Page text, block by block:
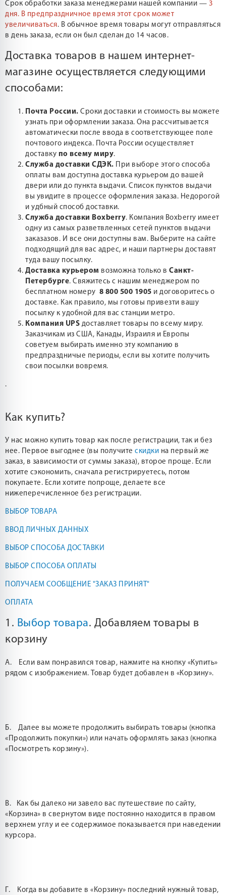
Срок обработки заказа менеджерами нашей компании — 3
дня. В предпраздничное время этот срок может
увеличиваться. В обычное время товары могут отправляться
в день заказа, если он был сделан до 14 часов.
Доставка товаров в нашем интернет-
магазине осуществляется следующими
способами:
Почта России. Сроки доставки и стоимость вы можете
узнать при оформлении заказа. Она рассчитывается
автоматически после ввода в соответствующее поле
почтового индекса. Почта России осуществляет
доставку по всему миру.
Служба доставки СДЭК. При выборе этого способа
оплаты вам доступна доставка курьером до вашей
двери или до пункта выдачи. Список пунктов выдачи
вы увидите в процессе оформления заказа. Недорогой
и удбный способ доставки.
Служба доставки Boxberry. Компания Boxberry имеет
одну из самых разветвленных сетей пунктов выдачи
заказазов. И все они доступны вам. Выберите на сайте
подходящий для вас адрес, и наши партнеры доставят
туда вашу посылку.
Доставка курьером возможна только в Санкт-
Петербурге. Свяжитесь с нашим менеджером по
бесплатном номеру 8 800 500 1905 и договоритесь о
доставке. Как правило, мы готовы привезти вашу
посылку к удобной для вас станции метро.
Компания UPS доставляет товары по всему миру.
Заказчикам из США, Канады, Израиля и Европы
советуем выбирать именно эту компанию в
предпраздничые периоды, если вы хотите получить
свои посылки вовремя.
.
Как купить?
У нас можно купить товар как после регистрации, так и без
нее. Первое выгоднее (вы получите скидки на первый же
заказ, в зависимости от суммы заказа), второе проще. Если
хотите сэкономить, сначала регистрируетесь, потом
покупаете. Если хотите попроще, делаете все
нижеперечисленное без регистрации.
ВЫБОР ТОВАРА
ВВОД ЛИЧНЫХ ДАННЫХ
ВЫБОР СПОСОБА ДОСТАВКИ
ВЫБОР СПОСОБА ОПЛАТЫ
ПОЛУЧАЕМ СООБЩЕНИЕ "ЗАКАЗ ПРИНЯТ"
ОПЛАТА
1. Выбор товара. Добавляем товары в
корзину
А. Если вам понравился товар, нажмите на кнопку «Купить»
рядом с изображением. Товар будет добавлен в «Корзину».
Б. Далее вы можете продолжить выбирать товары (кнопка
«Продолжить покупки») или начать оформлять заказ (кнопка
«Посмотреть корзину»).
В. Как бы далеко ни завело вас путешествие по сайту,
«Корзина» в свернутом виде постоянно находится в правом
верхнем углу и ее содержимое показывается при наведении
курсора.
Г. Когда вы добавите в «Корзину» последний нужный товар,